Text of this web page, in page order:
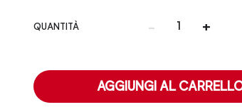
QUANTITÀ - +
AGGIUNGI AL